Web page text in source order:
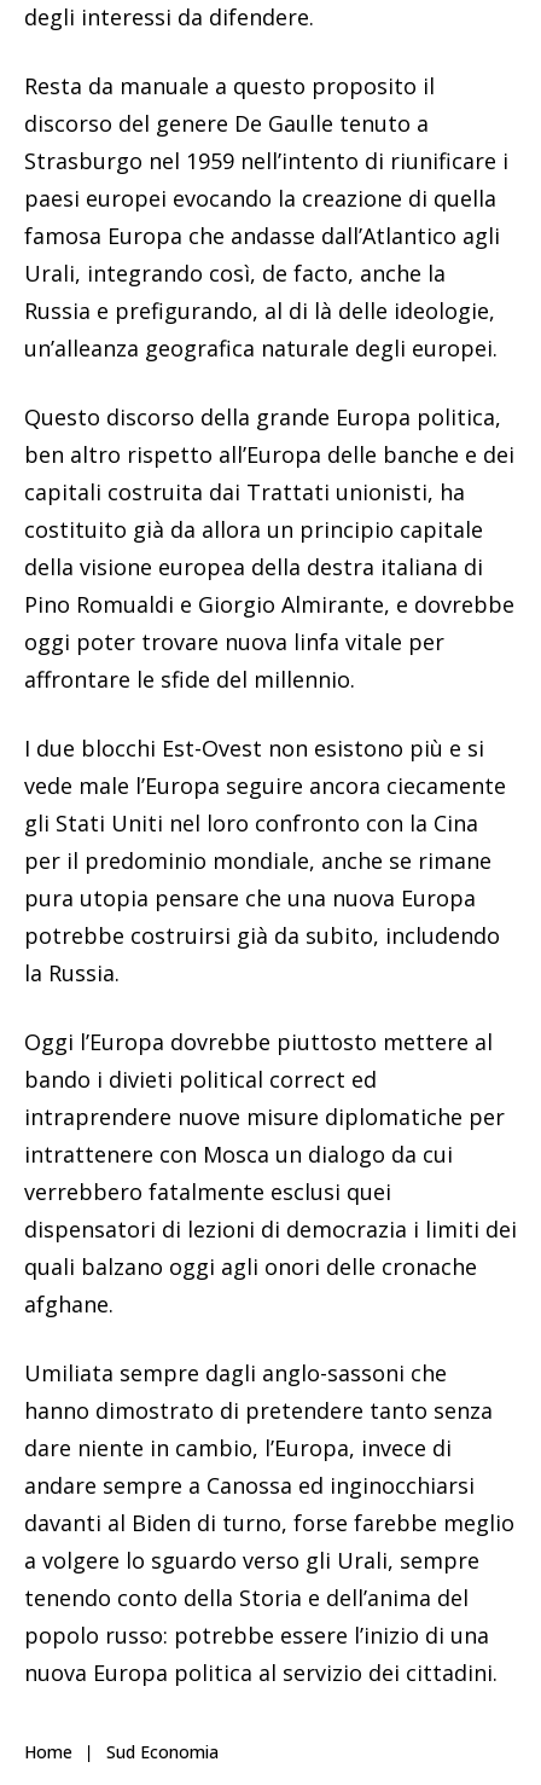
degli interessi da difendere.
Resta da manuale a questo proposito il
discorso del genere De Gaulle tenuto a
Strasburgo nel 1959 nell’intento di riunificare i
paesi europei evocando la creazione di quella
famosa Europa che andasse dall’Atlantico agli
Urali, integrando così, de facto, anche la
Russia e prefigurando, al di là delle ideologie,
un’alleanza geografica naturale degli europei.
Questo discorso della grande Europa politica,
ben altro rispetto all’Europa delle banche e dei
capitali costruita dai Trattati unionisti, ha
costituito già da allora un principio capitale
della visione europea della destra italiana di
Pino Romualdi e Giorgio Almirante, e dovrebbe
oggi poter trovare nuova linfa vitale per
affrontare le sfide del millennio.
I due blocchi Est-Ovest non esistono più e si
vede male l’Europa seguire ancora ciecamente
gli Stati Uniti nel loro confronto con la Cina
per il predominio mondiale, anche se rimane
pura utopia pensare che una nuova Europa
potrebbe costruirsi già da subito, includendo
la Russia.
Oggi l’Europa dovrebbe piuttosto mettere al
bando i divieti political correct ed
intraprendere nuove misure diplomatiche per
intrattenere con Mosca un dialogo da cui
verrebbero fatalmente esclusi quei
dispensatori di lezioni di democrazia i limiti dei
quali balzano oggi agli onori delle cronache
afghane.
Umiliata sempre dagli anglo-sassoni che
hanno dimostrato di pretendere tanto senza
dare niente in cambio, l’Europa, invece di
andare sempre a Canossa ed inginocchiarsi
davanti al Biden di turno, forse farebbe meglio
a volgere lo sguardo verso gli Urali, sempre
tenendo conto della Storia e dell’anima del
popolo russo: potrebbe essere l’inizio di una
nuova Europa politica al servizio dei cittadini.
Home Sud Economia